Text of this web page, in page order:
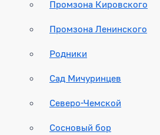
Промзона Кировского
Промзона Ленинского
Родники
Сад Мичуринцев
Северо-Чемской
Сосновый бор